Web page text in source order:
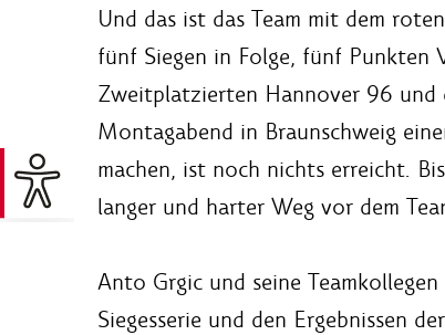
Und das ist das Team mit dem
fünf Siegen in Folge, fünf Punkten
Zweitplatzierten Hannover 96 und
Montagabend in Braunschweig
machen, ist noch nichts erreicht.
langer und harter Weg vor dem
Anto Grgic und seine
Siegesserie und den Ergebnissen